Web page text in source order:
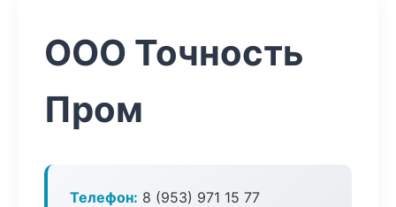
ООО Точность
Пром
Телефон: 8 (953) 971 15 77